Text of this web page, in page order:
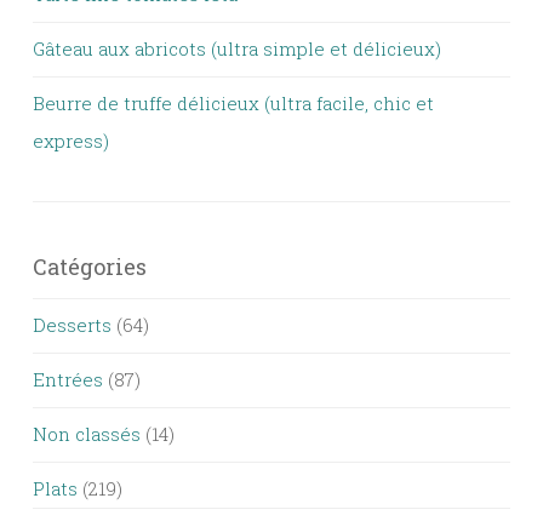
Gâteau aux abricots (ultra simple et délicieux)
Beurre de truffe délicieux (ultra facile, chic et
express)
Catégories
Desserts (64)
Entrées (87)
Non classés (14)
Plats (219)